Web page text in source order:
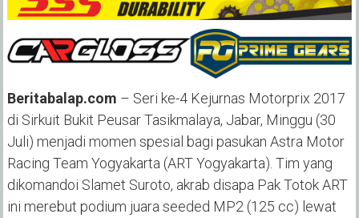
Beritabalap.com – Seri ke-4 Kejurnas Motorprix 2017
di Sirkuit Bukit Peusar Tasikmalaya, Jabar, Minggu (30
Juli) menjadi momen spesial bagi pasukan Astra Motor
Racing Team Yogyakarta (ART Yogyakarta). Tim yang
dikomandoi Slamet Suroto, akrab disapa Pak Totok ART
ini merebut podium juara seeded MP2 (125 cc) lewat